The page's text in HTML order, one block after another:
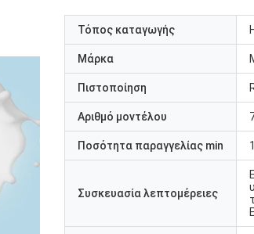
Τόπος καταγωγής
Μάρκα
Πιστοποίηση
Αριθμό μοντέλου
Ποσότητα παραγγελίας min
Συσκευασία λεπτομέρειες